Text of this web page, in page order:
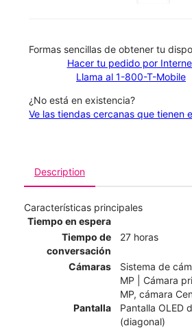
​​​​​​​Formas sencillas de obtener tu
Hacer tu pedido por
Llama al 1-800-T-Mobile
¿No está en existencia?
Ve las tiendas cercanas que tienen
Description
Características principales
Tiempo en espera
Tiempo de
conversación
27 horas
Cámaras
Sistema de
MP | Cámara
MP, cámara
Pantalla
Pantalla OLED
(diagonal)